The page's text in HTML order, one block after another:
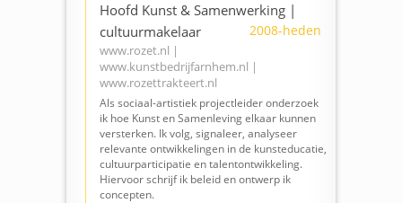
Hoofd Kunst & Samenwerking |
cultuurmakelaar
2008-heden
www.rozet.nl |
www.kunstbedrijfarnhem.nl |
www.rozettrakteert.nl
Als sociaal-artistiek projectleider onderzoek
ik hoe Kunst en Samenleving elkaar kunnen
versterken. Ik volg, signaleer, analyseer
relevante ontwikkelingen in de kunsteducatie,
cultuurparticipatie en talentontwikkeling.
Hiervoor schrijf ik beleid en ontwerp ik
concepten.